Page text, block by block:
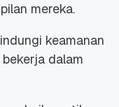
mereka.
keamanan
dalam